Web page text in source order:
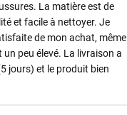
La matière est de
et facile à nettoyer. Je
de mon achat, même
un peu élevé. La livraison a
jours) et le produit bien